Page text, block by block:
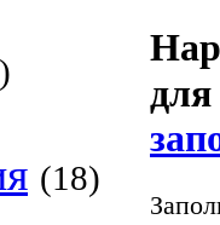
(18)